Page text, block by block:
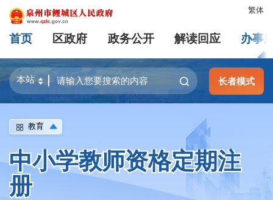
繁体
首页 区政府 政务公开 解读回应 办事
长者模式
教育
中小学教师资格定期注
册